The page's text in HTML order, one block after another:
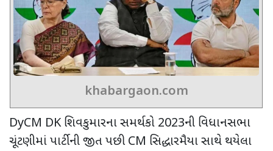
khabargaon.com
DyCM DKશિવકુમારના સમર્થકો 2023ની વિધાનસભા
ચૂંટણીમાં પાર્ટીની જીત પછી CM સિદ્ધારમૈયા સાથે થયેલા